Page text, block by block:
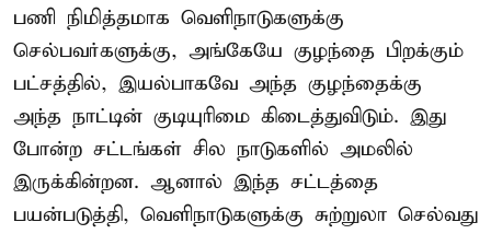
பணி நிமித்தமாக வெளிநாடுகளுக்கு
செல்பவர்களுக்கு, அங்கேயே குழந்தை பிறக்கும்
பட்சத்தில், இயல்பாகவே அந்த குழந்தைக்கு
அந்த நாட்டின் குடியுரிமை கிடைத்துவிடும். இது
போன்ற சட்டங்கள் சில நாடுகளில் அமலில்
இருக்கின்றன. ஆனால் இந்த சட்டத்தை
பயன்படுத்தி, வெளிநாடுகளுக்கு சுற்றுலா செல்வது